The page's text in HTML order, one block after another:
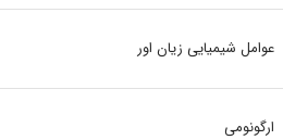
عوامل شیمیایی زیان اور
ارگونومی